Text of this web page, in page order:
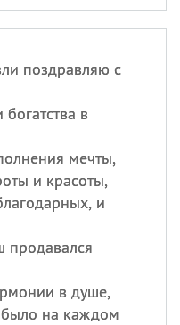
поздравляю с
в
мечты,
и красоты,
и
продавался
в душе,
на каждом